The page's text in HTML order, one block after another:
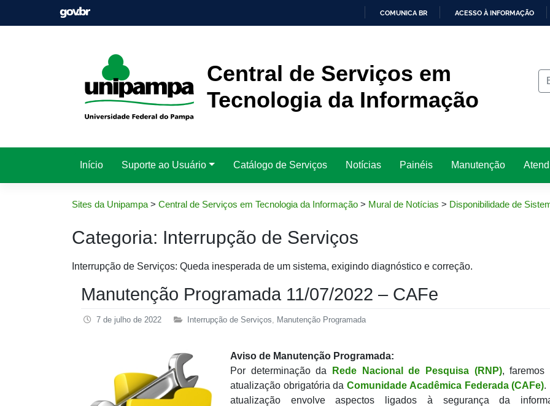
COMUNICA BR ACESSO À INFORMAÇÃO
Central de Serviços em
Tecnologia da Informação
Início Suporte ao Usuário Catálogo de Serviços Notícias Painéis Manutenção
Sites da Unipampa> Central de Serviços em Tecnologia da Informação > Mural de Notícias > Disponibilidade de
Categoria: Interrupção de Serviços
Interrupção de Serviços: Queda inesperada de um sistema, exigindo diagnóstico e correção.
Manutenção Programada 11/07/2022 – CAFe
7 de julho de 2022 Interrupção de Serviços Manutenção Programada
Aviso de Manutenção Programada:
Por determinação da
Rede Nacional de Pesquisa (RNP), faremos
atualização obrigatória daComunidade Acadêmica Federada (CAFe).
atualização envolve aspectos ligados à segurança da